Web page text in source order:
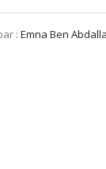
: Emna Ben